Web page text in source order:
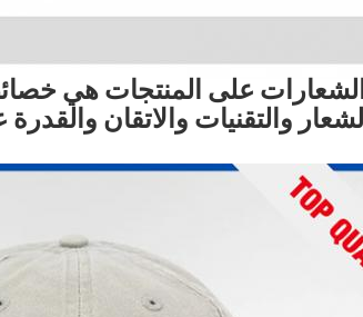
على المنتجات هي
والتقنيات والاتقان